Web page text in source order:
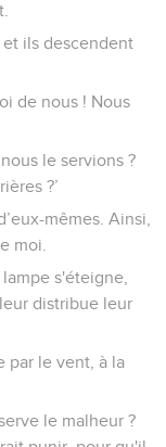
et ils descendent
de nous ! Nous
le servions ?
?’
mêmes. Ainsi,
moi.
s'éteigne,
distribue leur
par le vent, à la
le malheur ?